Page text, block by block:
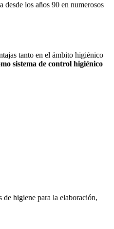
los años 90 en numerosos
tanto en el ámbito higiénico
sistema de control higiénico
de higiene para la elaboración,